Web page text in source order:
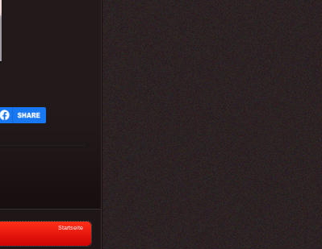
Startseite